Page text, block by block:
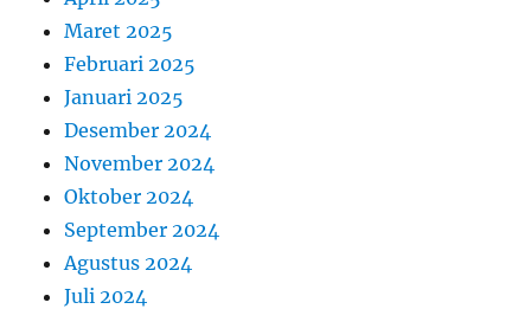
Maret 2025
Februari 2025
Januari 2025
Desember 2024
November 2024
Oktober 2024
September 2024
Agustus 2024
Juli 2024